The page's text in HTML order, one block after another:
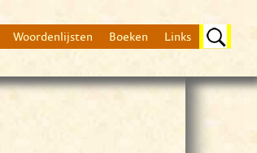
Woordenlijsten Boeken Links